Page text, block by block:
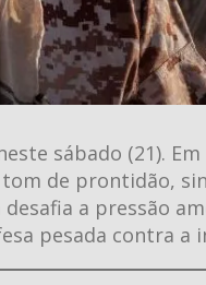
sábado (21).
de prontidão,
a pressão
pesada contra a